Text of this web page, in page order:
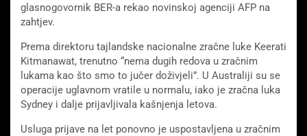
glasnogovornik BER-a rekao novinskoj agenciji AFP na
zahtjev.
Prema direktoru tajlandske nacionalne zračne luke Keerati
Kitmanawat, trenutno “nema dugih redova u zračnim
lukama kao što smo to jučer doživjeli”. U Australiji su se
operacije uglavnom vratile u normalu, iako je zračna luka
Sydney i dalje prijavljivala kašnjenja letova.
Usluga prijave na let ponovno je uspostavljena u zračnim